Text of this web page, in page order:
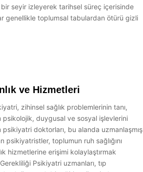
bir seyir izleyerek tarihsel süreç içerisinde
genellikle toplumsal tabulardan ötürü gizli
ve Hizmetleri
zihinsel sağlık problemlerinin tanı,
psikolojik, duygusal ve sosyal işlevlerini
doktorları, bu alanda uzmanlaşmış
psikiyatristler, toplumun ruh sağlığını
hizmetlerine erişimi kolaylaştırmak
Psikiyatri uzmanları, tıp